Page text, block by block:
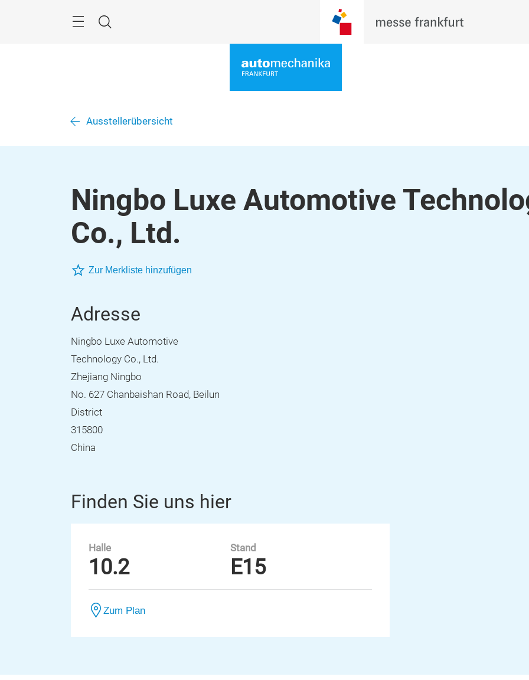
Suche
Ausstellerübersicht
Ningbo Luxe Automotive
Co., Ltd.
Zur Merkliste hinzufügen
Adresse
Ningbo Luxe Automotive
Technology Co., Ltd.
Zhejiang Ningbo
No. 627 Chanbaishan Road, Beilun
District
315800
China
Finden Sie uns hier
Halle
10.2
Stand
E15
Zum Plan